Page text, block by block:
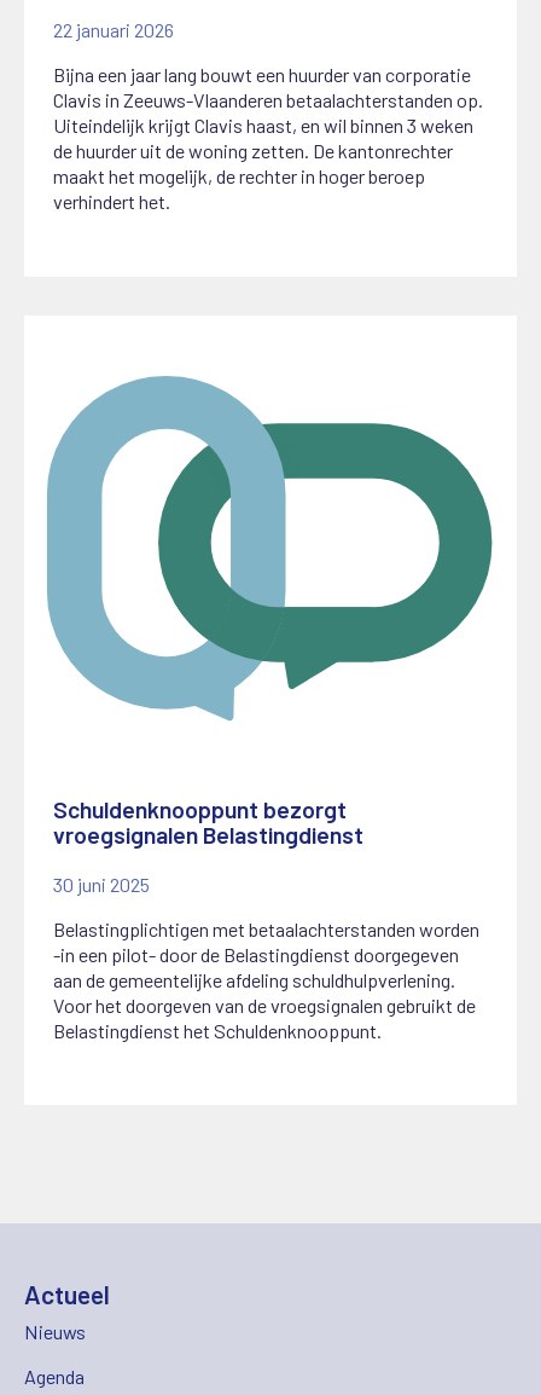
22 januari 2026
Bijna een jaar lang bouwt een huurder van corporatie
Clavis in Zeeuws-Vlaanderen betaalachterstanden op.
Uiteindelijk krijgt Clavis haast, en wil binnen 3 weken
de huurder uit de woning zetten. De kantonrechter
maakt het mogelijk, de rechter in hoger beroep
verhindert het.
Schuldenknooppunt bezorgt
vroegsignalen Belastingdienst
30 juni 2025
Belastingplichtigen met betaalachterstanden worden
-in een pilot- door de Belastingdienst doorgegeven
aan de gemeentelijke afdeling schuldhulpverlening.
Voor het doorgeven van de vroegsignalen gebruikt de
Belastingdienst het Schuldenknooppunt.
Actueel
Nieuws
Agenda